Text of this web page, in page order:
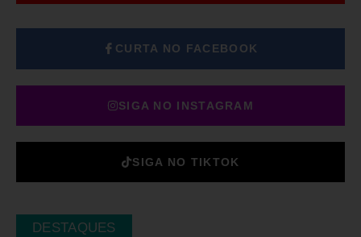
CURTA NO FACEBOOK
SIGA NO INSTAGRAM
SIGA NO TIKTOK
DESTAQUES